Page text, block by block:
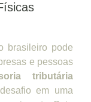
brasileiro pode
e pessoas
tributária
em uma